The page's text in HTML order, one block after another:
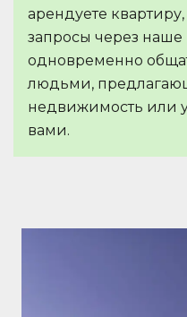
арендуете
запросы через
одновременно
людьми,
недвижимость или
вами.